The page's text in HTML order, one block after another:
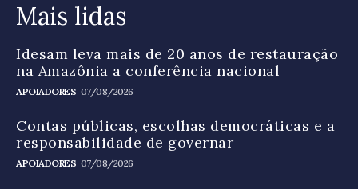
Mais lidas
Idesam leva mais de 20 anos de restauração
na Amazônia a conferência nacional
APOIADORES 07/08/2026
Contas públicas, escolhas democráticas e a
responsabilidade de governar
APOIADORES 07/08/2026